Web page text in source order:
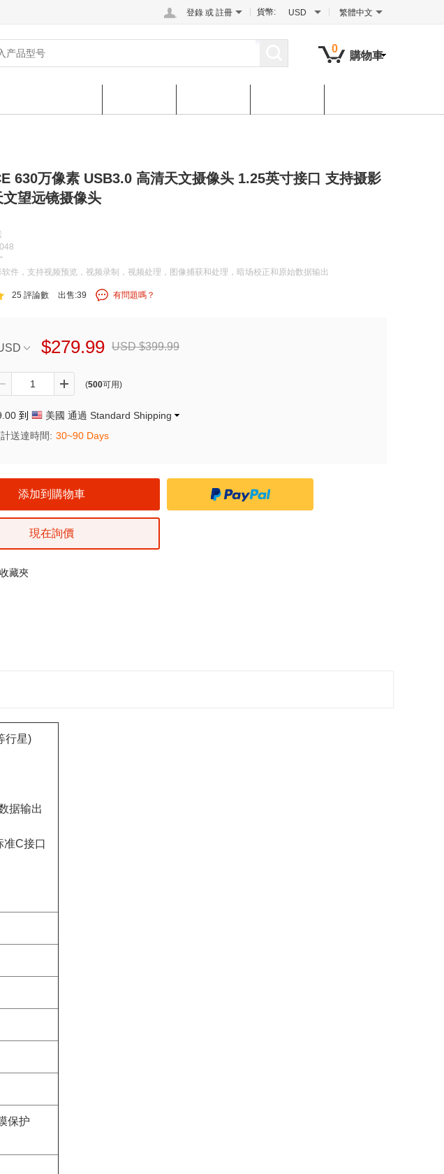
登錄 或 註冊 貨幣: USD 繁體中文
0
購物車
630万像素 USB3.0 高清天文摄像头 1.25英寸接口 支持摄影
望远镜摄像头
件，支持视频预览，视频录制，视频处理，图像捕获和处理，暗场校正和原始数据输出
25 評論數 出售:39 有問題嗎？
$279.99 USD $399.99
(500可用)
到
美國 通過 Standard Shipping
送達時間: 30~90 Days
現在詢價
藏夾
行星)
据输出
准C接口
保护